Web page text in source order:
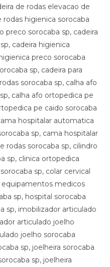
de rodas elevacao de
rodas higienica sorocaba
preco sorocaba sp, cadeira
cadeira higienica
preco sorocaba
sp, cadeira para
sorocaba sp, calha afo
calha afo ortopedica pe
pe caido sorocaba
hospitalar automatica
sp, cama hospitalar
rodas sorocaba sp, cilindro
sp, clinica ortopedica
sp, colar cervical
equipamentos medicos
sp, hospital sorocaba
sp, imobilizador articulado
articulado joelho
joelho sorocaba
sp, joelheira sorocaba
sp, joelheira